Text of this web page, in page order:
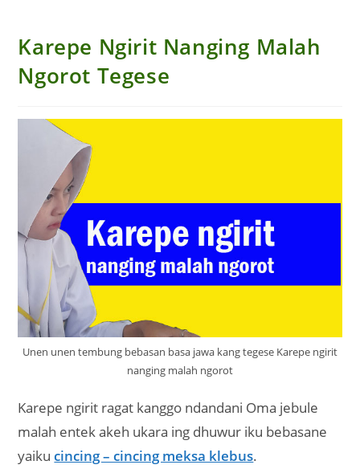
Karepe Ngirit Nanging Malah
Ngorot Tegese
Unen unen tembung bebasan basa jawa kang tegese Karepe ngirit
nanging malah ngorot
Karepe ngirit ragat kanggo ndandani Oma jebule
malah entek akeh ukara ing dhuwur iku bebasane
yaikucincing – cincing meksa klebus.